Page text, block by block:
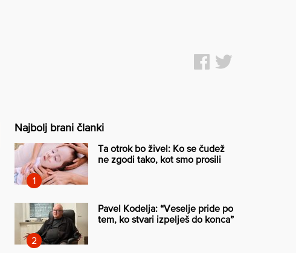
Najbolj brani članki
Ta otrok bo živel: Ko se čudež
ne zgodi tako, kot smo prosili
Pavel Kodelja: “Veselje pride po
tem, ko stvari izpelješ do konca”